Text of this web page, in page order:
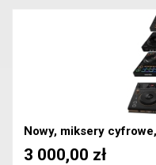
Nowy, miksery
3 000,00 zł